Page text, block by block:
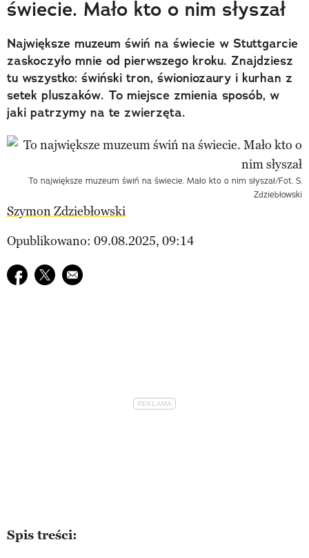
Polecane
świecie. Mało kto o nim słyszał
Największe muzeum świń na świecie w Stuttgarcie
zaskoczyło mnie od pierwszego kroku. Znajdziesz
tu wszystko: świński tron, świoniozaury i kurhan z
setek pluszaków. To miejsce zmienia sposób, w
jaki patrzymy na te zwierzęta.
To największe muzeum świń na świecie. Mało kto o nim słyszał/Fot. S.
Zdziebłowski
Szymon Zdziebłowski
Opublikowano: 09.08.2025, 09:14
Udostępnij na facebook
Udostępnij na twitter
E-mail do przyjaciela
Spis treści: